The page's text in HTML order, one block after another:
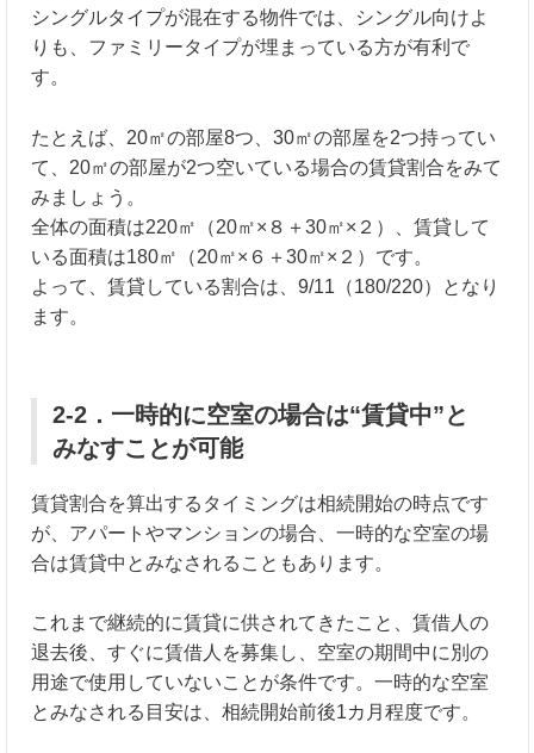
シングルタイプが混在する物件では、シングル向けよ
りも、ファミリータイプが埋まっている方が有利で
す。
たとえば、20㎡の部屋8つ、30㎡の部屋を2つ持ってい
て、20㎡の部屋が2つ空いている場合の賃貸割合をみて
みましょう。
全体の面積は220㎡（20㎡×８＋30㎡×２）、賃貸して
いる面積は180㎡（20㎡×６＋30㎡×２）です。
よって、賃貸している割合は、9/11（180/220）となり
ます。
2-2．一時的に空室の場合は“賃貸中”と
みなすことが可能
賃貸割合を算出するタイミングは相続開始の時点です
が、アパートやマンションの場合、一時的な空室の場
合は賃貸中とみなされることもあります。
これまで継続的に賃貸に供されてきたこと、賃借人の
退去後、すぐに賃借人を募集し、空室の期間中に別の
用途で使用していないことが条件です。一時的な空室
とみなされる目安は、相続開始前後1カ月程度です。